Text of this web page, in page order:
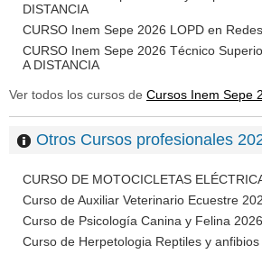
DISTANCIA
CURSO Inem Sepe 2026 LOPD en
CURSO Inem Sepe 2026 Técnico
A DISTANCIA
Ver todos los cursos de Cursos Inem Sepe
Otros Cursos profesionales
CURSO DE MOTOCICLETAS
Curso de Auxiliar Veterinario Ecuestre
Curso de Psicología Canina y Felina 2026
Curso de Herpetologia Reptiles y anfibios